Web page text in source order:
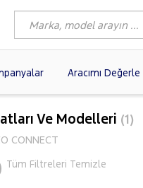
Aracımı Değerle
FIAT(97)
(56)
CITROEN
Ve Modelleri (1)
CONNECT
Tüm Filtreleri Temizle